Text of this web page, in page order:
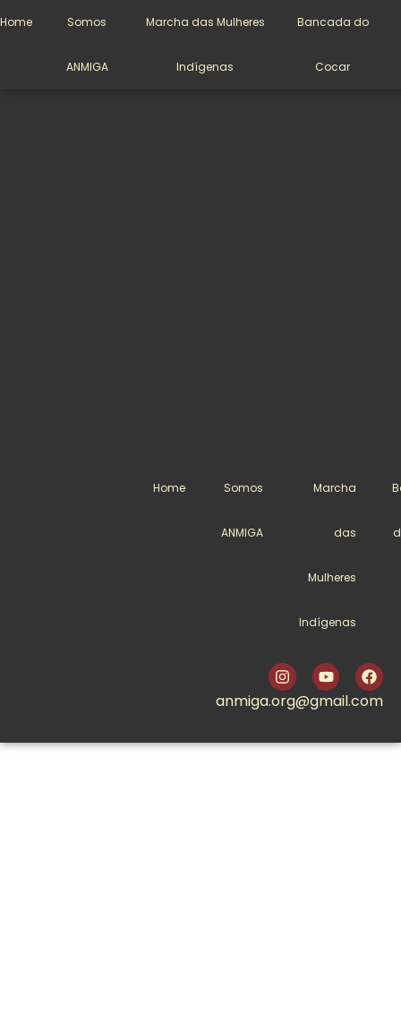
Home Somos
ANMIGA
Marcha das Mulheres
Indígenas
Bancada do
Cocar
Conecte-se
Home Somos
ANMIGA
Marcha
das
Mulheres
Indígenas
anmiga.org@gmail.com